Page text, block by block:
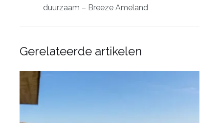
duurzaam – Breeze Ameland
Gerelateerde artikelen